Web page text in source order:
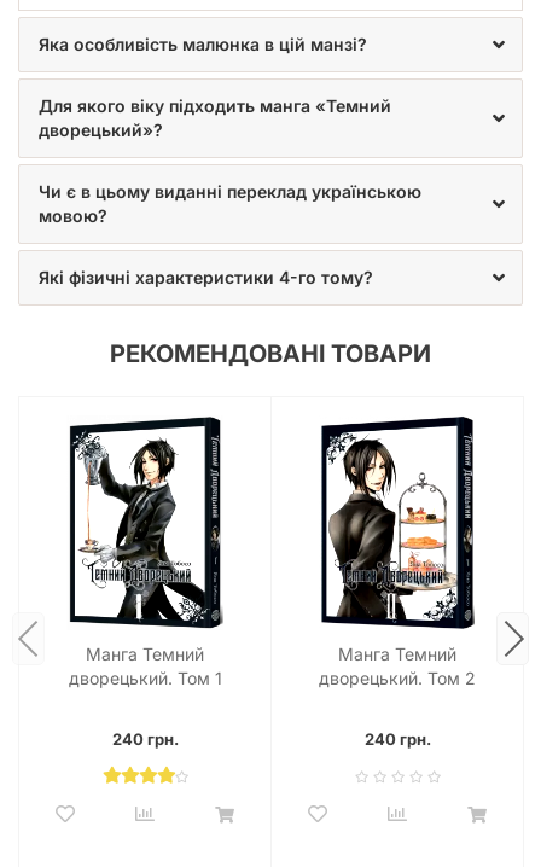
Яною Тобосо, де кожен куток таїть у собі як небезпеку, так і
неймовірну красу.
Яка особливість малюнка в цій манзі?
Для якого віку підходить манга «Темний
дворецький»?
Чи є в цьому виданні переклад українською
мовою?
Які фізичні характеристики 4-го тому?
РЕКОМЕНДОВАНІ ТОВАРИ
Манга Темний
дворецький. Том 1
240 грн.
Манга Темний
дворецький. Том 2
240 грн.